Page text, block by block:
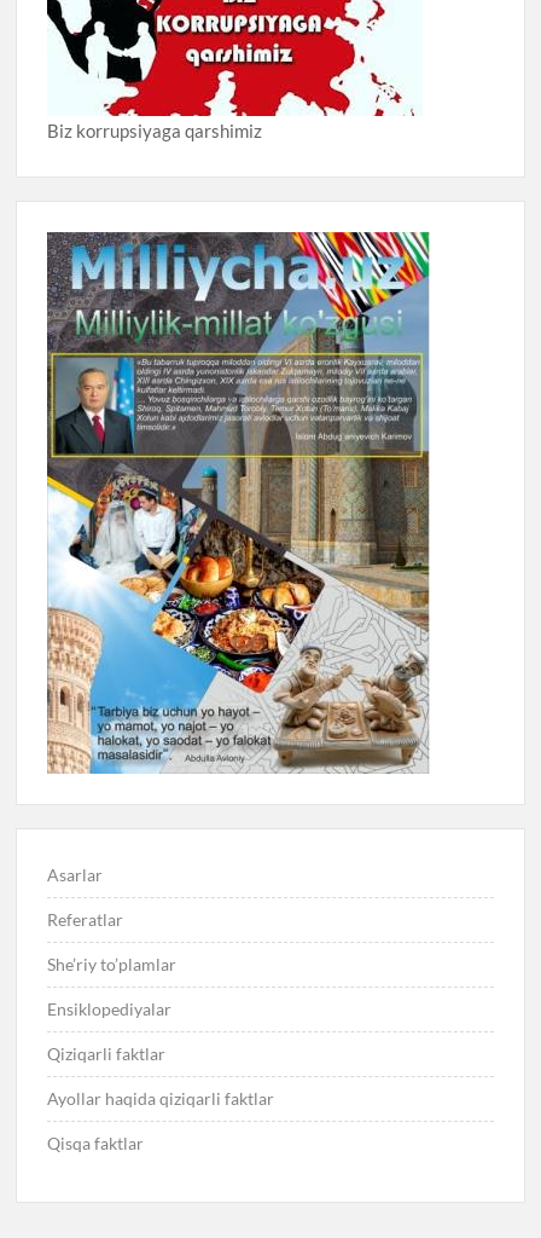
Biz korrupsiyaga qarshimiz
Asarlar
Referatlar
She’riy to’plamlar
Ensiklopediyalar
Qiziqarli faktlar
Ayollar haqida qiziqarli faktlar
Qisqa faktlar